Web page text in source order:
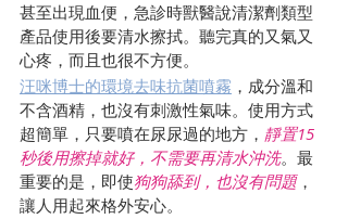
甚至出現血便，急診時獸醫說清潔劑類型
產品使用後要清水擦拭。聽完真的又氣又
心疼，而且也很不方便。
汪咪博士的環境去味抗菌噴霧 ，成分溫和
不含酒精，也沒有刺激性氣味。使用方式
超簡單，只要噴在尿尿過的地方， 靜置15
秒後用擦掉就好，不需要再清水沖洗。最
重要的是，即使狗狗舔到，也沒有問題，
讓人用起來格外安心。